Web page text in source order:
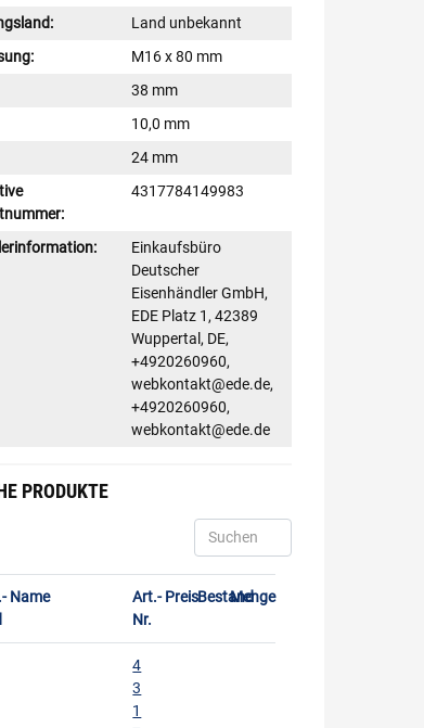
Land unbekannt
M16 x 80 mm
38 mm
10,0 mm
24 mm
4317784149983
Einkaufsbüro
Deutscher
Eisenhändler GmbH,
EDE Platz 1, 42389
Wuppertal, DE,
+4920260960,
webkontakt@ede.de,
+4920260960,
webkontakt@ede.de
PRODUKTE
Art.-
Nr.
Name Bestand
Preis Menge
4
3
1